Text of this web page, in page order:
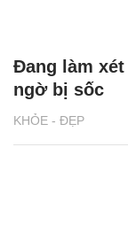
KHỎE - ĐẸP
Đang làm
ngờ bị sốc